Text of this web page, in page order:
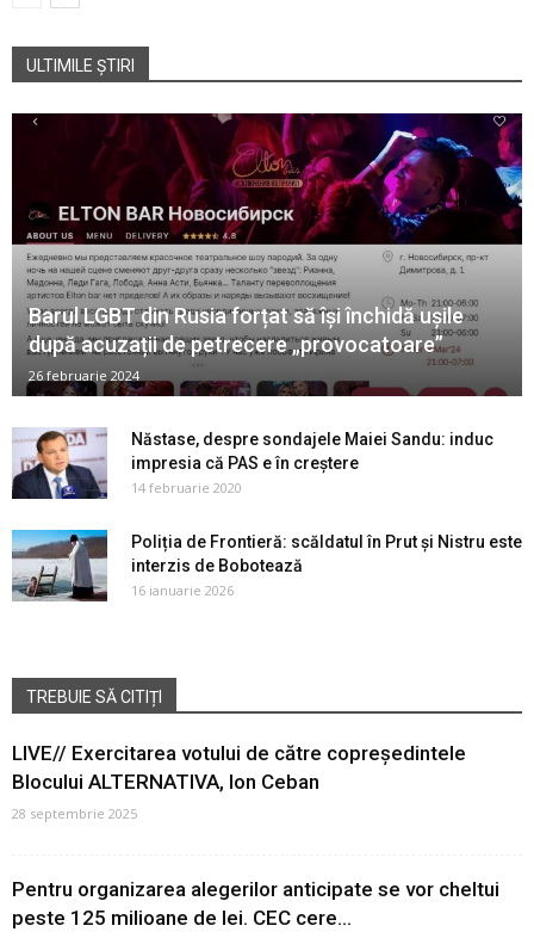
ULTIMILE ȘTIRI
Barul LGBT din Rusia forțat să își închidă ușile
după acuzații de petrecere „provocatoare”
26 februarie 2024
Năstase, despre sondajele Maiei Sandu: induc
impresia că PAS e în creștere
14 februarie 2020
Poliția de Frontieră: scăldatul în Prut și Nistru este
interzis de Bobotează
16 ianuarie 2026
TREBUIE SĂ CITIȚI
LIVE// Exercitarea votului de către copreședintele
Blocului ALTERNATIVA, Ion Ceban
28 septembrie 2025
Pentru organizarea alegerilor anticipate se vor cheltui
peste 125 milioane de lei. CEC cere...